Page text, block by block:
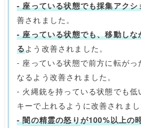
- 座っている状態でも採集アクシ
善されました。
- 座っている状態でも、移動し
るよう改善されました。
- 座っている状態で前方に転がっ
なるよう改善されました。
- 火縄銃を持っている状態でも
キーで上れるように改善されまし
-闇の精霊の怒りが100%以上の